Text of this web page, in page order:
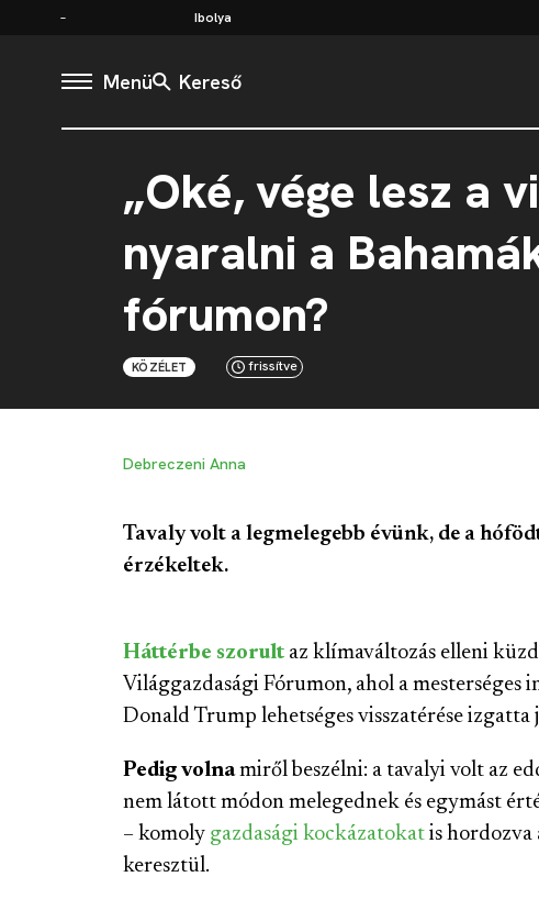
Ibolya
Menü Kereső
„Oké, vége lesz a
nyaralni a
fórumon?
KÖZÉLET frissítve
Debreczeni Anna
Tavaly volt a legmelegebb évünk, de a
érzékeltek.
Háttérbe szorult az klímaváltozás elleni
Világgazdasági Fórumon, ahol a mesterséges
Donald Trump lehetséges visszatérése izgatta
Pedig volnamiről beszélni: a tavalyi volt az
nem látott módon melegednek és egymást
– komoly gazdasági kockázatokat is hordozva
keresztül.